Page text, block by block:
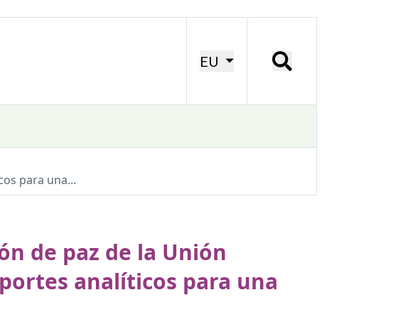
EU
para una...
de paz de la Unión
analíticos para una